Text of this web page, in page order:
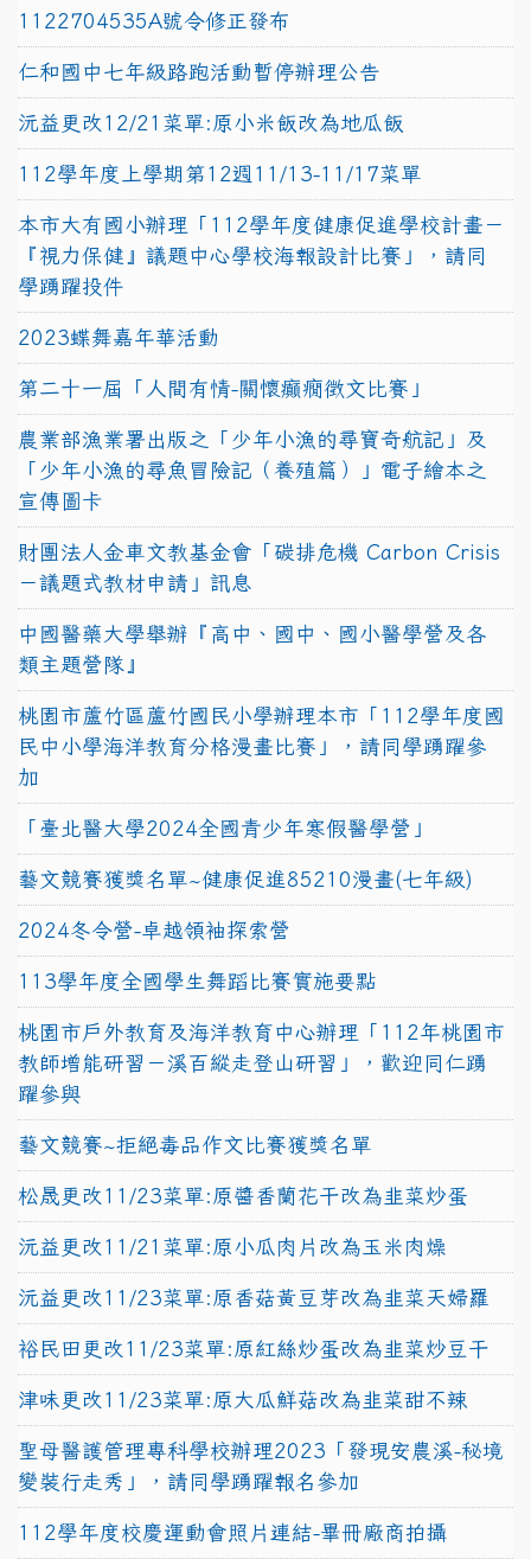
1122704535A號令修正發布
仁和國中七年級路跑活動暫停辦理公告
沅益更改12/21菜單:原小米飯改為地瓜飯
112學年度上學期第12週11/13-11/17菜單
本市大有國小辦理「112學年度健康促進學校計畫－
『視力保健』議題中心學校海報設計比賽」，請同
學踴躍投件
2023蝶舞嘉年華活動
第二十一屆「人間有情-關懷癲癇徵文比賽」
農業部漁業署出版之「少年小漁的尋寶奇航記」及
「少年小漁的尋魚冒險記（養殖篇）」電子繪本之
宣傳圖卡
財團法人金車文教基金會「碳排危機 Carbon Crisis
－議題式教材申請」訊息
中國醫藥大學舉辦『高中、國中、國小醫學營及各
類主題營隊』
桃園市蘆竹區蘆竹國民小學辦理本市「112學年度國
民中小學海洋教育分格漫畫比賽」，請同學踴躍參
加
「臺北醫大學2024全國青少年寒假醫學營」
藝文競賽獲獎名單~健康促進85210漫畫(七年級)
2024冬令營-卓越領袖探索營
113學年度全國學生舞蹈比賽實施要點
桃園市戶外教育及海洋教育中心辦理「112年桃園市
教師增能研習－溪百縱走登山研習」，歡迎同仁踴
躍參與
藝文競賽~拒絕毒品作文比賽獲獎名單
松晟更改11/23菜單:原醬香蘭花干改為韭菜炒蛋
沅益更改11/21菜單:原小瓜肉片改為玉米肉燥
沅益更改11/23菜單:原香菇黃豆芽改為韭菜天婦羅
裕民田更改11/23菜單:原紅絲炒蛋改為韭菜炒豆干
津味更改11/23菜單:原大瓜鮮菇改為韭菜甜不辣
聖母醫護管理專科學校辦理2023「發現安農溪-秘境
變裝行走秀」，請同學踴躍報名參加
112學年度校慶運動會照片連結-畢冊廠商拍攝